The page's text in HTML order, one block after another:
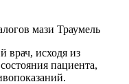
врач, исходя из
пациента,